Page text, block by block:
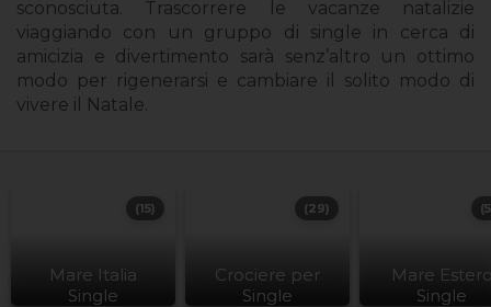
sconosciuta. Trascorrere le vacanze natalizie
viaggiando con un gruppo di single in cerca di
amicizia e divertimento sarà senz’altro un ottimo
modo per rigenerarsi e cambiare il solito modo di
vivere il Natale.
Mare Italia
Single
(15)
Crociere per
Single
(29)
Mare
Single